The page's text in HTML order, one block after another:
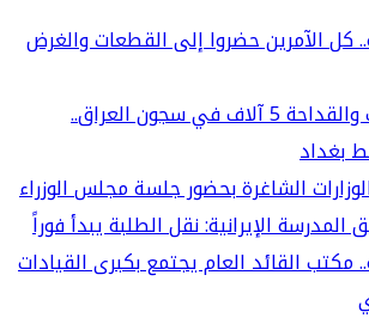
كل الآمرين حضروا إلى القطعات والغرض
كيلو اللحم 100 ألف والقداحة 5 آلاف في سجون العراق..
بغداد
الشاغرة بحضور جلسة مجلس الوزراء
المدرسة الإيرانية: نقل الطلبة يبدأ فوراً
مكتب القائد العام يجتمع بكبرى القيادات